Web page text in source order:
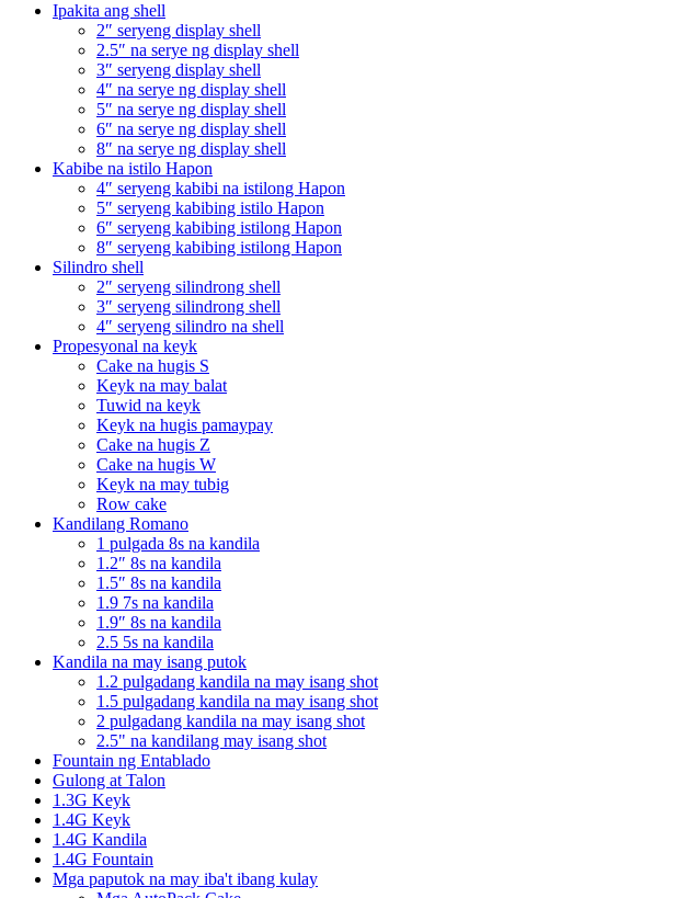
Ipakita ang shell
2″ seryeng display shell
2.5″ na serye ng display shell
3″ seryeng display shell
4″ na serye ng display shell
5″ na serye ng display shell
6″ na serye ng display shell
8″ na serye ng display shell
Kabibe na istilo Hapon
4″ seryeng kabibi na istilong Hapon
5″ seryeng kabibing istilo Hapon
6″ seryeng kabibing istilong Hapon
8″ seryeng kabibing istilong Hapon
Silindro shell
2″ seryeng silindrong shell
3″ seryeng silindrong shell
4″ seryeng silindro na shell
Propesyonal na keyk
Cake na hugis S
Keyk na may balat
Tuwid na keyk
Keyk na hugis pamaypay
Cake na hugis Z
Cake na hugis W
Keyk na may tubig
Row cake
Kandilang Romano
1 pulgada 8s na kandila
1.2″ 8s na kandila
1.5″ 8s na kandila
1.9 7s na kandila
1.9″ 8s na kandila
2.5 5s na kandila
Kandila na may isang putok
1.2 pulgadang kandila na may isang shot
1.5 pulgadang kandila na may isang shot
2 pulgadang kandila na may isang shot
2.5" na kandilang may isang shot
Fountain ng Entablado
Gulong at Talon
1.3G Keyk
1.4G Keyk
1.4G Kandila
1.4G Fountain
Mga paputok na may iba't ibang kulay